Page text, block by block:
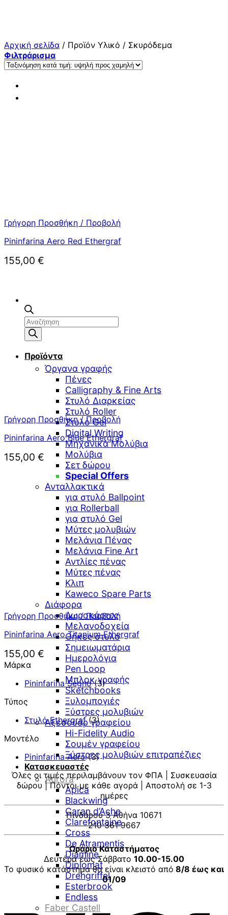
Αναζήτηση
προϊόντων
Προϊόντα
Όργανα γραφής
Πένες
Calligraphy & Fine Arts
Στυλό Διαρκείας
Στυλό Roller
Στυλό Gel
Digital Writing
Μηχανικά Μολύβια
Μολύβια
Σετ δώρου
Special Offers
Ανταλλακτικά
για στυλό Ballpoint
για Rollerball
για στυλό Gel
Μύτες μολυβιών
Μελάνια Πένας
Μελάνια Fine Art
Αντλίες πένας
Μύτες πένας
Κλιπ
Kaweco Spare Parts
Διάφορα
Δωροκάρτες
Μελανοδοχεία
Θήκες στυλό
Σημειωματάρια
Ημερολόγια
Pen Loop
Μπλοκ γραφής
Sketchbooks
Ξυλομπογιές
Ξύστρες μολυβιών
Αξεσουάρ γραφείου
Hi-Fidelity Audio
Σουμέν γραφείου
Ξύστρες μολυβιών επιτραπέζιες
Κατασκευαστές
Aurora
Apica
Blackwing
Caran d’Ache
Clarefontaine
Cross
De Atramentis
Diamine
Diplomat
Drehgriffel
Esterbrook
Endless
Faber Castell
Αρχική σελίδα / Προϊόν Υλικό / Σκυρόδεμα
Φιλτράρισμα
Γρήγορη Προσθήκη / Προβολή
Pininfarina Aero Red Ethergraf
155,00 €
Γρήγορη Προσθήκη / Προβολή
Pininfarina Aero Blue Ethergraf
155,00 €
Γρήγορη Προσθήκη / Προβολή
Pininfarina Aero Titanium Ethergraf
155,00 €
Μάρκα
Pininfarina Segno (3)
Τύπος
Στυλό Ethergraf (3)
Μοντέλο
Pininfarina Aero (3)
Όλες οι τιμές περιλαμβάνουν τον ΦΠΑ | Συσκευασία
δώρου | Πόντοι με κάθε αγορά | Αποστολή σε 1-3
ημέρες
Πινδάρου 3 Αθήνα 10671
210 361 9667
Ωράριο Καταστήματος
Δευτέρα έως Σάββατο 10.00-15.00
Το φυσικό κατάστημα θα είναι κλειστό από 8/8 έως και
01/09